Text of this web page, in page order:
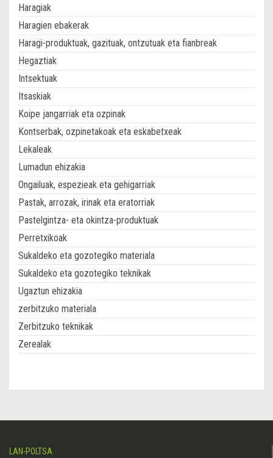
Haragiak
Haragien ebakerak
Haragi-produktuak, gazituak, ontzutuak eta fianbreak
Hegaztiak
Intsektuak
Itsaskiak
Koipe jangarriak eta ozpinak
Kontserbak, ozpinetakoak eta eskabetxeak
Lekaleak
Lumadun ehizakia
Ongailuak, espezieak eta gehigarriak
Pastak, arrozak, irinak eta eratorriak
Pastelgintza- eta okintza-produktuak
Perretxikoak
Sukaldeko eta gozotegiko materiala
Sukaldeko eta gozotegiko teknikak
Ugaztun ehizakia
zerbitzuko materiala
Zerbitzuko teknikak
Zerealak
LAN-POLTSA